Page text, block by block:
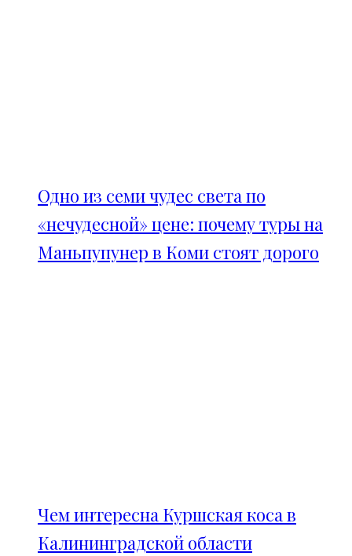
Одно из семи чудес света по
«нечудесной» цене: почему туры на
Маньпупунер в Коми стоят дорого
Чем интересна Куршская коса в
Калининградской области